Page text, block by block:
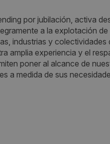
por jubilación, activa
a la explotación
industrias y
amplia experiencia y el
poner al alcance de
a medida de sus
Email: